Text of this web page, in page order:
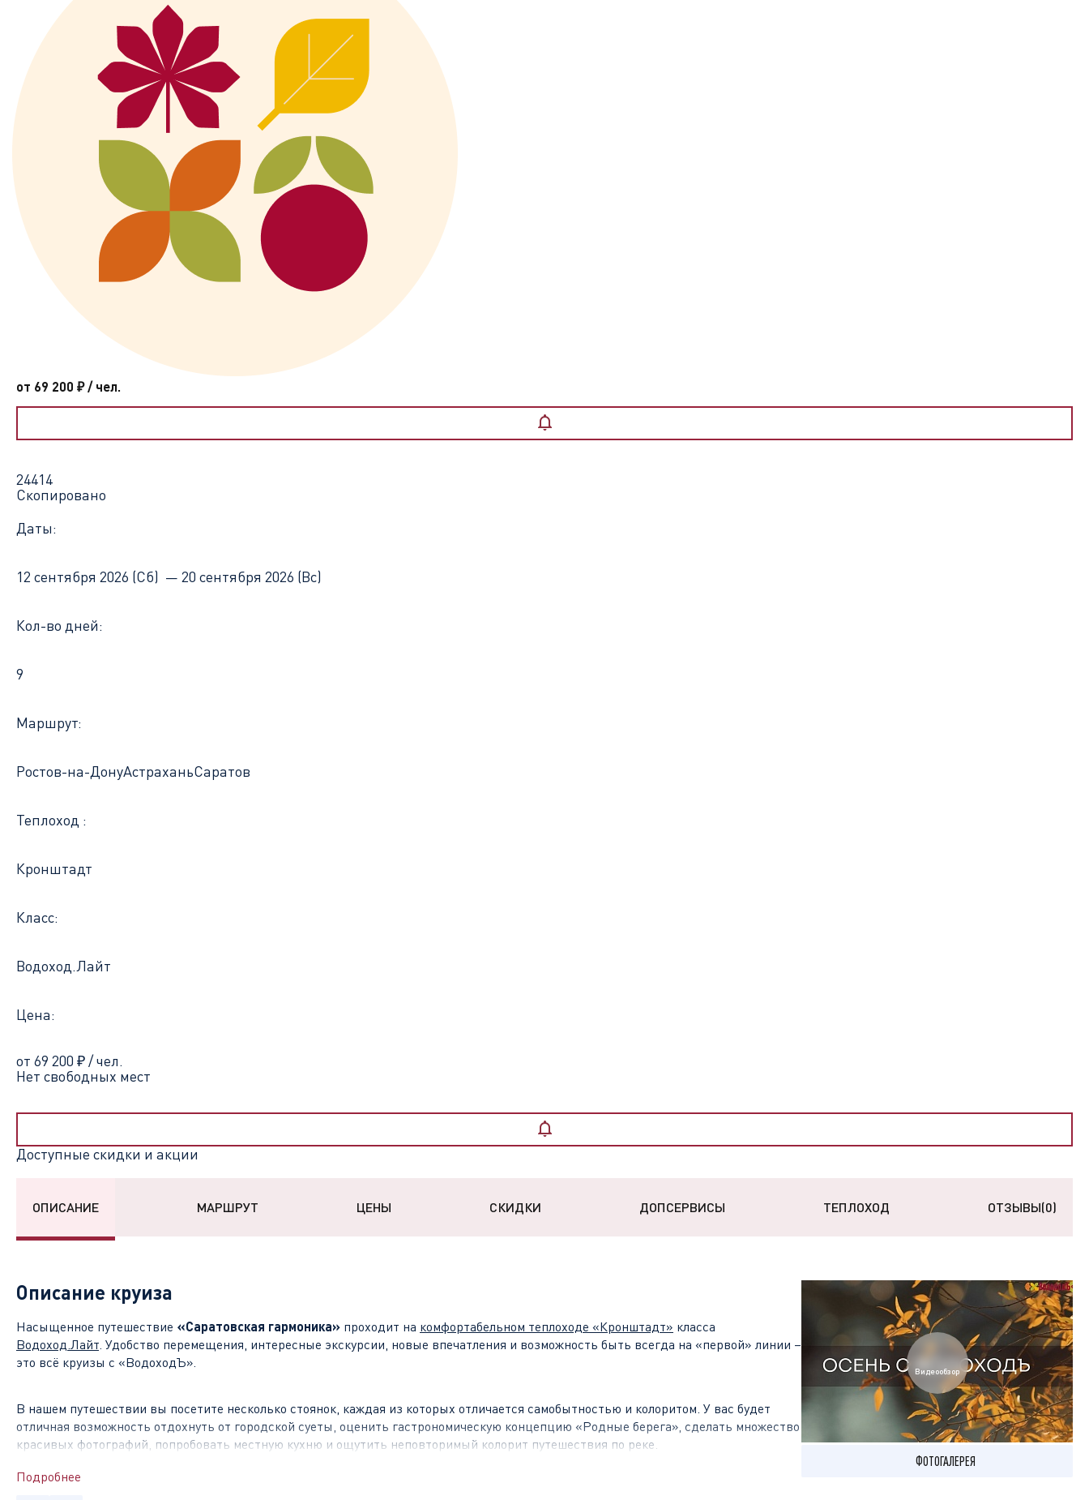
от 69 200 ₽/ чел.
24414
Скопировано
Даты:
12 сентября 2026 (Сб) — 20 сентября 2026 (Вс)
Кол-во дней:
9
Маршрут:
Ростов-на-ДонуАстраханьСаратов
Теплоход :
Кронштадт
Класс:
Водоход.Лайт
Цена:
от 69 200 ₽/ чел.
Нет свободных мест
Доступные скидки и акции
ОПИСАНИЕ МАРШРУТ ЦЕНЫ СКИДКИ ДОПСЕРВИСЫ ТЕПЛОХОД ОТЗЫВЫ(0)
Описание круиза
Насыщенное путешествие «Саратовская гармоника» проходит на комфортабельном теплоходе «Кронштадт» класса
Водоход.Лайт. Удобство перемещения, интересные экскурсии, новые впечатления и возможность быть всегда на «первой» линии –
это всё круизы с «ВодоходЪ».
В нашем путешествии вы посетите несколько стоянок, каждая из которых отличается самобытностью и колоритом. У вас будет
отличная возможность отдохнуть от городской суеты, оценить гастрономическую концепцию «Родные берега», сделать множество
красивых фотографий, попробовать местную кухню и ощутить неповторимый колорит путешествия по реке.
Подробнее
Видеообзор
ФОТОГАЛЕРЕЯ